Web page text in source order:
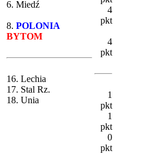
6. Miedź
8. POLONIA
BYTOM
16. Lechia
17. Stal Rz.
18. Unia
4
pkt
4
pkt
1
pkt
1
pkt
0
pkt